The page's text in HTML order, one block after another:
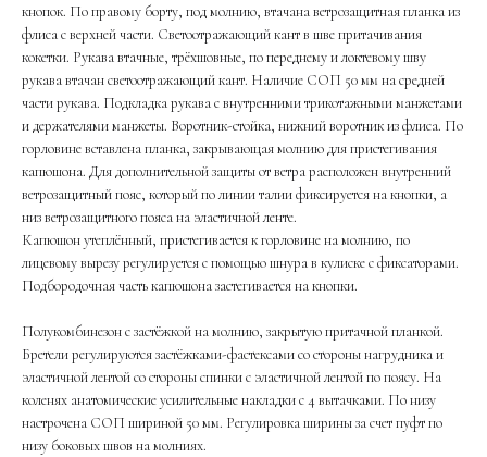
кнопок. По правому борту, под молнию, втачана ветрозащитная планка из
флиса с верхней части. Светоотражающий кант в шве притачивания
кокетки. Рукава втачные, трёхшовные, по переднему и локтевому шву
рукава втачан светоотражающий кант. Наличие СОП 50 мм на средней
части рукава. Подкладка рукава с внутренними трикотажными манжетами
и держателями манжеты. Воротник-стойка, нижний воротник из флиса. По
горловине вставлена планка, закрывающая молнию для пристегивания
капюшона. Для дополнительной защиты от ветра расположен внутренний
ветрозащитный пояс, который по линии талии фиксируется на кнопки, а
низ ветрозащитного пояса на эластичной ленте.
Капюшон утеплённый, пристегивается к горловине на молнию, по
лицевому вырезу регулируется с помощью шнура в кулиске с фиксаторами.
Подбородочная часть капюшона застегивается на кнопки.
Полукомбинезон с застёжкой на молнию, закрытую притачной планкой.
Бретели регулируются застёжками-фастексами со стороны нагрудника и
эластичной лентой со стороны спинки с эластичной лентой по поясу. На
коленях анатомические усилительные накладки с 4 вытачками. По низу
настрочена СОП шириной 50 мм. Регулировка ширины за счет пуфт по
низу боковых швов на молниях.